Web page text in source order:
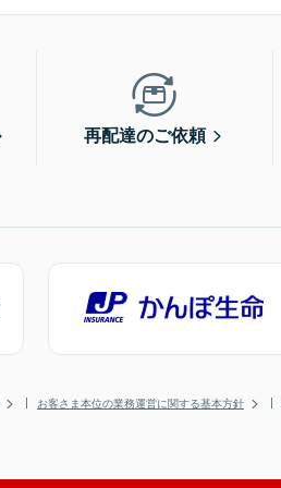
再配達のご依頼
お客さま本位の業務運営に関する基本方針